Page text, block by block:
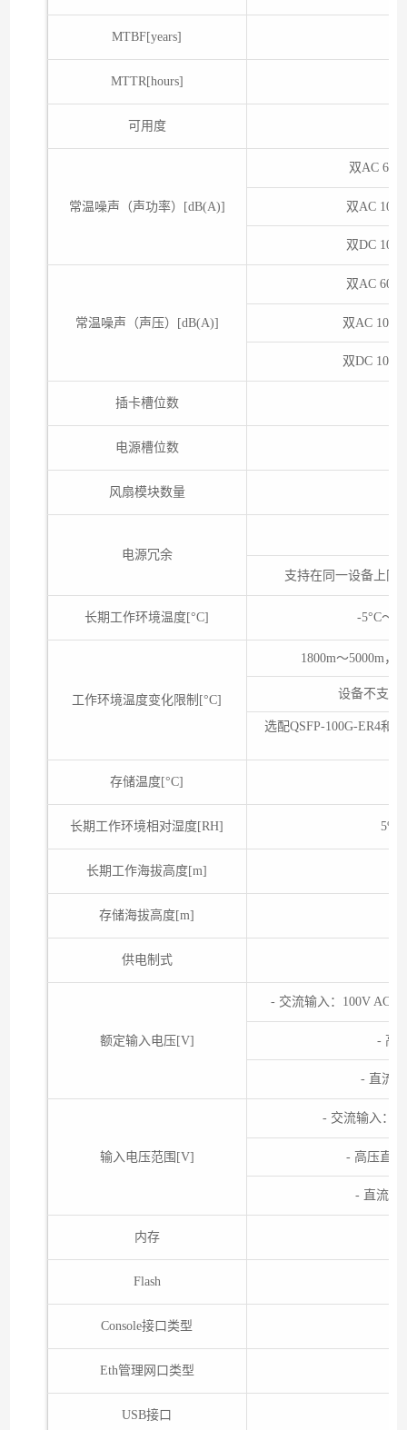
MTBF[years]
MTTR[hours]
可用度
常温噪声（声功率）[dB(A)]
双AC
双AC
双DC
常温噪声（声压）[dB(A)]
双AC
双AC
双DC
插卡槽位数
电源槽位数
风扇模块数量
电源冗余
支持在同一设备上同
长期工作环境温度[°C] -5°C～
工作环境温度变化限制[°C]
1800m～5000m，
设备不支持
选配QSFP-100G-ER4和
存储温度[°C]
长期工作环境相对湿度[RH]
长期工作海拔高度[m]
存储海拔高度[m]
供电制式
额定输入电压[V]
- 交流输入：100V AC～
- 高
- 直流
输入电压范围[V]
- 交流输入：
- 高压直流
- 直流输
内存
Flash
Console接口类型
Eth管理网口类型
USB接口